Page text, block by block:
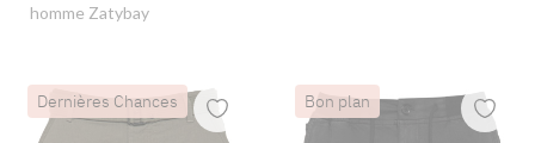
homme Zatybay
Dernières Chances Bon plan